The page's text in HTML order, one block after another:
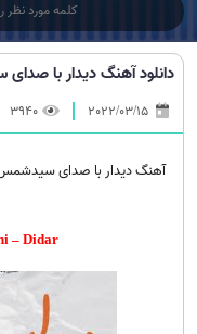
دانلود آهنگ دیدار با
3940
آهنگ دیدار با صدای
– Didar